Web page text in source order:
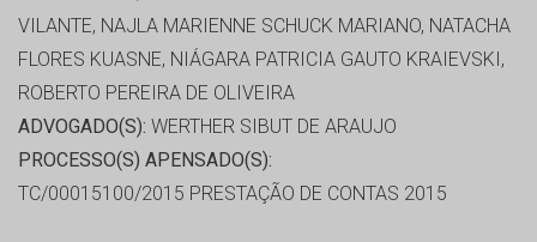
VILANTE, NAJLA MARIENNE SCHUCK MARIANO, NATACHA
FLORES KUASNE, NIÁGARA PATRICIA GAUTO KRAIEVSKI,
ROBERTO PEREIRA DE OLIVEIRA
ADVOGADO(S): WERTHER SIBUT DE ARAUJO
PROCESSO(S) APENSADO(S):
TC/00015100/2015 PRESTAÇÃO DE CONTAS 2015